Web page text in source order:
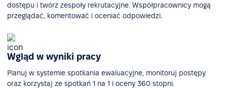
dostępu i twórz zespoły rekrutacyjne. Współpracownicy mogą
przeglądać, komentować i oceniać odpowiedzi.
Wgląd w wyniki pracy
Planuj w systemie spotkania ewaluacyjne, monitoruj postępy
oraz korzystaj ze spotkań 1 na 1 i oceny 360 stopni.